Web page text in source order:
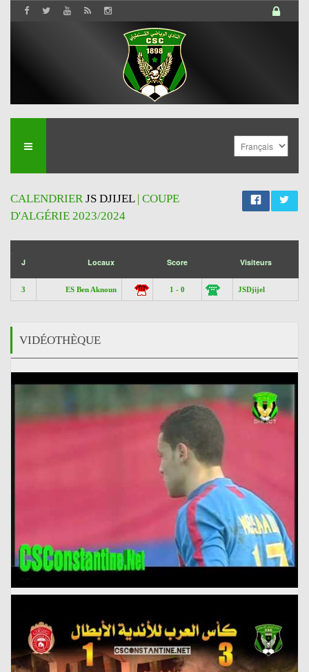
CALENDRIERJS DJIJEL| COUPE
D'ALGÉRIE 2023/2024
J Locaux Score Visiteurs
3 ES Ben Aknoun 1 - 0 JSDjijel
VIDÉOTHÈQUE